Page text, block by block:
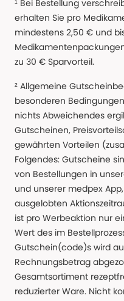
¹ Bei Bestellung
erhalten Sie pro
mindestens 2,50 € und
zu 30 € Sparvorteil.
² Allgemeine
besonderen
nichts Abweichendes
Gutscheinen,
gewährten Vorteilen
Folgendes: Gutscheine
von Bestellungen in
und unserer medpex
ausgelobten
ist pro Werbeaktion nur
Wert des im
Gutschein(code)s wird
Rechnungsbetrag
Gesamtsortiment
reduzierter Ware. Nicht